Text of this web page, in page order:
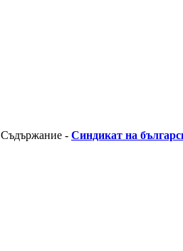
Съдържание - Синдикат на